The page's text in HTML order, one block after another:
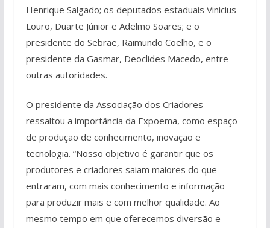
Henrique Salgado; os deputados estaduais Vinicius
Louro, Duarte Júnior e Adelmo Soares; e o
presidente do Sebrae, Raimundo Coelho, e o
presidente da Gasmar, Deoclides Macedo, entre
outras autoridades.
O presidente da Associação dos Criadores
ressaltou a importância da Expoema, como espaço
de produção de conhecimento, inovação e
tecnologia. “Nosso objetivo é garantir que os
produtores e criadores saiam maiores do que
entraram, com mais conhecimento e informação
para produzir mais e com melhor qualidade. Ao
mesmo tempo em que oferecemos diversão e